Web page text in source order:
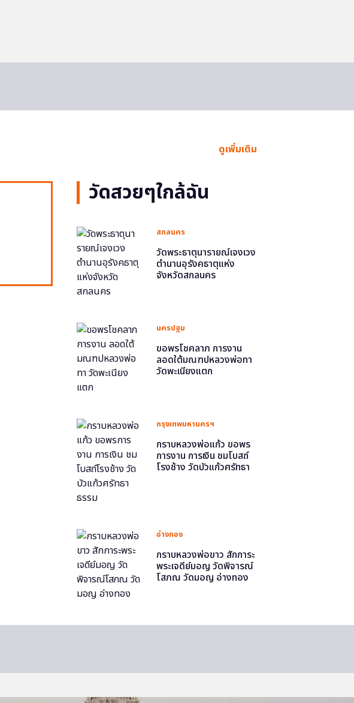
ดูเพิ่มเติม
วัดสวยๆใกล้ฉัน
สกลนคร
วัดพระธาตุนารายณ์เจงเวง
ตำนานอุรังคธาตุแห่ง
จังหวัดสกลนคร
นครปฐม
ขอพรโชคลาภ การงาน
ลอดใต้มณฑปหลวงพ่อทา
วัดพะเนียงแตก
กรุงเทพมหานครฯ
กราบหลวงพ่อแก้ว ขอพร
การงาน การเงิน ชมโบสถ์
โรงช้าง วัดบัวแก้วศรัทธา
อ่างทอง
กราบหลวงพ่อขาว สักการะ
พระเจดีย์มอญ วัดพิจารณ์
โสภณ วัดมอญ อ่างทอง